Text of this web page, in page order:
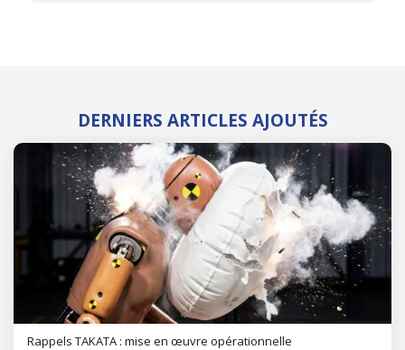
DERNIERS ARTICLES AJOUTÉS
Rappels TAKATA : mise en œuvre opérationnelle